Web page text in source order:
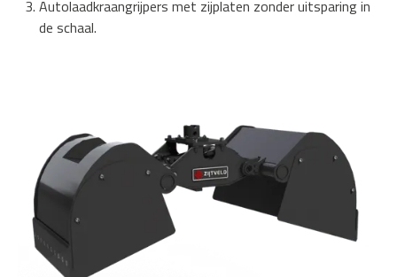
Autolaadkraangrijpers met zijplaten zonder uitsparing in
de schaal.